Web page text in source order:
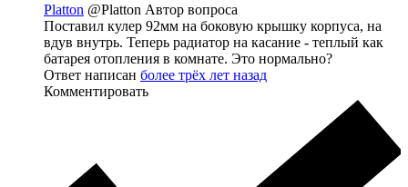
Platton @Platton Автор вопроса
Поставил кулер 92мм на боковую крышку корпуса, на
вдув внутрь. Теперь радиатор на касание - теплый как
батарея отопления в комнате. Это нормально?
Ответ написан более трёх лет назад
Комментировать